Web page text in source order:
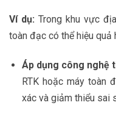
Ví dụ: Trong khu vực
toàn đạc có thể hiệu quả
Áp dụng công nghệ
RTK hoặc máy toàn
xác và giảm thiểu sai